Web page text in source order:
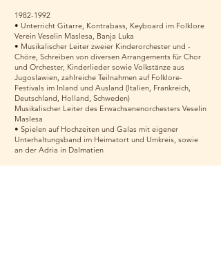
1982-1992
• Unterricht Gitarre, Kontrabass, Keyboard im Folklore
Verein Veselin Maslesa, Banja Luka
• Musikalischer Leiter zweier Kinderorchester und -
Chöre, Schreiben von diversen Arrangements für Chor
und Orchester, Kinderlieder sowie Volkstänze aus
Jugoslawien, zahlreiche Teilnahmen auf Folklore-
Festivals im Inland und Ausland (Italien, Frankreich,
Deutschland, Holland, Schweden)
Musikalischer Leiter des Erwachsenenorchesters Veselin
Maslesa
• Spielen auf Hochzeiten und Galas mit eigener
Unterhaltungsband im Heimatort und Umkreis, sowie
an der Adria in Dalmatien